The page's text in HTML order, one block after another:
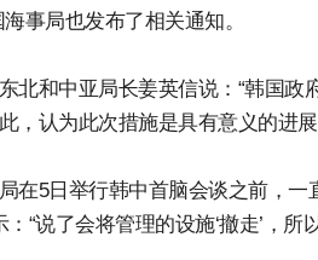
事局也发布了相关通知。
北和中亚局长姜英信说：“韩国
，认为此次措施是具有意义的进
在5日举行韩中首脑会谈之前，
：“说了会将管理的设施‘撤走’，所